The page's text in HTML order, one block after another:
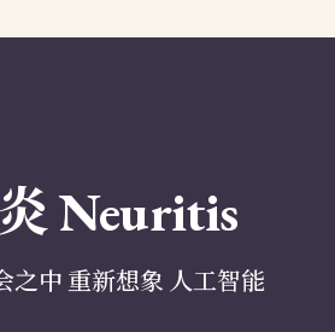
Neuritis
之中 重新想象 人工智能